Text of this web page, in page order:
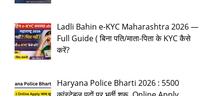
Ladli Bahin e-KYC Maharashtra 2026 —
Full Guide ( बिना पति/माता-पिता के KYC कैसे
करें?
Haryana Police Bharti 2026 : 5500